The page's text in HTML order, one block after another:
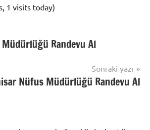
1 visits today)
Randevu Al
Sonraki yazı
Nüfus Müdürlüğü Randevu Al